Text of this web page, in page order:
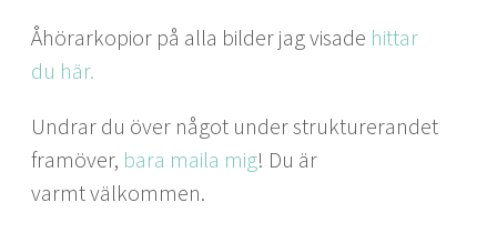
Åhörarko­pi­or på alla bilder jag visade hit­tar
du här.
Undrar du över något under struk­tureran­det
framöver, bara maila mig! Du är
varmt välkommen.